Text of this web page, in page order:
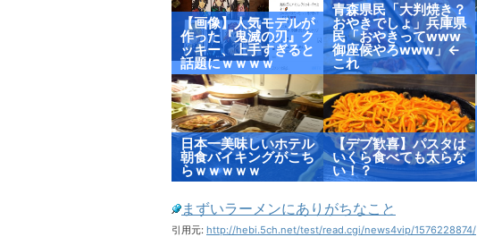
【画像】人気モデルが
作った『鬼滅の刃』ク
ッキー、上手すぎると
話題にｗｗｗｗ
青森県民「大判焼き？
おやきでしょ」兵庫県
民「おやきってwww
御座候やろwww」←
これ
日本一美味しいホテル
朝食バイキングがこち
らｗｗｗｗｗ
【デブ歓喜】パスタは
いくら食べても太らな
い！？
まずいラーメンにありがちなこと
引用元: http://hebi.5ch.net/test/read.cgi/news4vip/1576228874/